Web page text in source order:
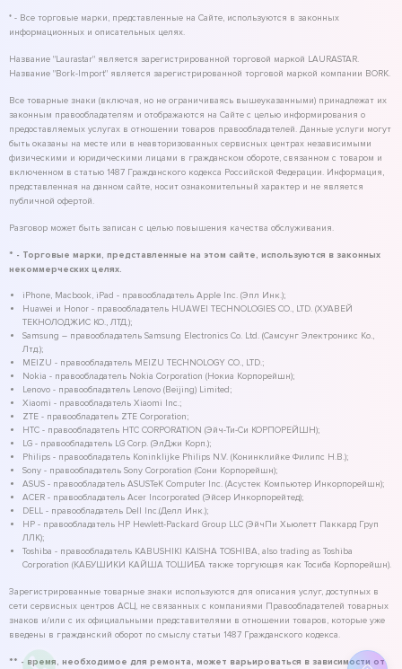
* - Все торговые марки, представленные на Сайте, используются в законных
информационных и описательных целях.
Название "Laurastar" является зарегистрированной торговой маркой LAURASTAR.
Название "Bork-Import" является зарегистрированной торговой маркой компании BORK.
Все товарные знаки (включая, но не ограничиваясь вышеуказанными) принадлежат их
законным правообладателям и отображаются на Сайте с целью информирования о
предоставляемых услугах в отношении товаров правообладателей. Данные услуги могут
быть оказаны на месте или в неавторизованных сервисных центрах независимыми
физическими и юридическими лицами в гражданском обороте, связанном с товаром и
включенном в статью 1487 Гражданского кодекса Российской Федерации. Информация,
представленная на данном сайте, носит ознакомительный характер и не является
публичной офертой.
Разговор может быть записан с целью повышения качества обслуживания.
* - Торговые марки, представленные на этом сайте, используются в законных
некоммерческих целях.
iPhone, Macbook, iPad - правообладатель Apple Inc. (Эпл Инк.);
Huawei и Honor - правообладатель HUAWEI TECHNOLOGIES CO., LTD. (ХУАВЕЙ
ТЕКНОЛОДЖИС КО., ЛТД.);
Samsung – правообладатель Samsung Electronics Co. Ltd. (Самсунг Электроникс Ко.,
Лтд.);
MEIZU - правообладатель MEIZU TECHNOLOGY CO., LTD.;
Nokia - правообладатель Nokia Corporation (Нокиа Корпорейшн);
Lenovo - правообладатель Lenovo (Beijing) Limited;
Xiaomi - правообладатель Xiaomi Inc.;
ZTE - правообладатель ZTE Corporation;
HTC - правообладатель HTC CORPORATION (Эйч-Ти-Си КОРПОРЕЙШН);
LG - правообладатель LG Corp. (ЭлДжи Корп.);
Philips - правообладатель Koninklijke Philips N.V. (Конинклийке Филипс Н.В.);
Sony - правообладатель Sony Corporation (Сони Корпорейшн);
ASUS - правообладатель ASUSTeK Computer Inc. (Асустек Компьютер Инкорпорейшн);
ACER - правообладатель Acer Incorporated (Эйсер Инкорпорейтед);
DELL - правообладатель Dell Inc.(Делл Инк.);
HP - правообладатель HP Hewlett-Packard Group LLC (ЭйчПи Хьюлетт Паккард Груп
ЛЛК);
Toshiba - правообладатель KABUSHIKI KAISHA TOSHIBA, also trading as Toshiba
Corporation (КАБУШИКИ КАЙША ТОШИБА также торгующая как Тосиба Корпорейшн).
Зарегистрированные товарные знаки используются для описания услуг, доступных в
сети сервисных центров АСЦ, не связанных с компаниями Правообладателей товарных
знаков и/или с их официальными представителями в отношении товаров, которые уже
введены в гражданский оборот по смыслу статьи 1487 Гражданского кодекса.
** - время, необходимое для ремонта, может варьироваться в зависимости от